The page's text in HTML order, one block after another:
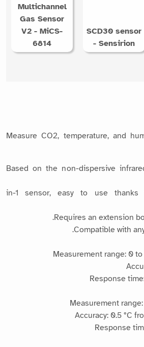
SCD30 sensor
- Sensirion
Multichannel
Gas Sensor
V2 - MiCS-
6814
Measure CO2, temperature, and
Based on the non-dispersive
3-in-1 sensor, easy to use
Requires an extension
Compatible with
Measurement range: 0
Response
Measurement
Accuracy: 0.5 °C
Response